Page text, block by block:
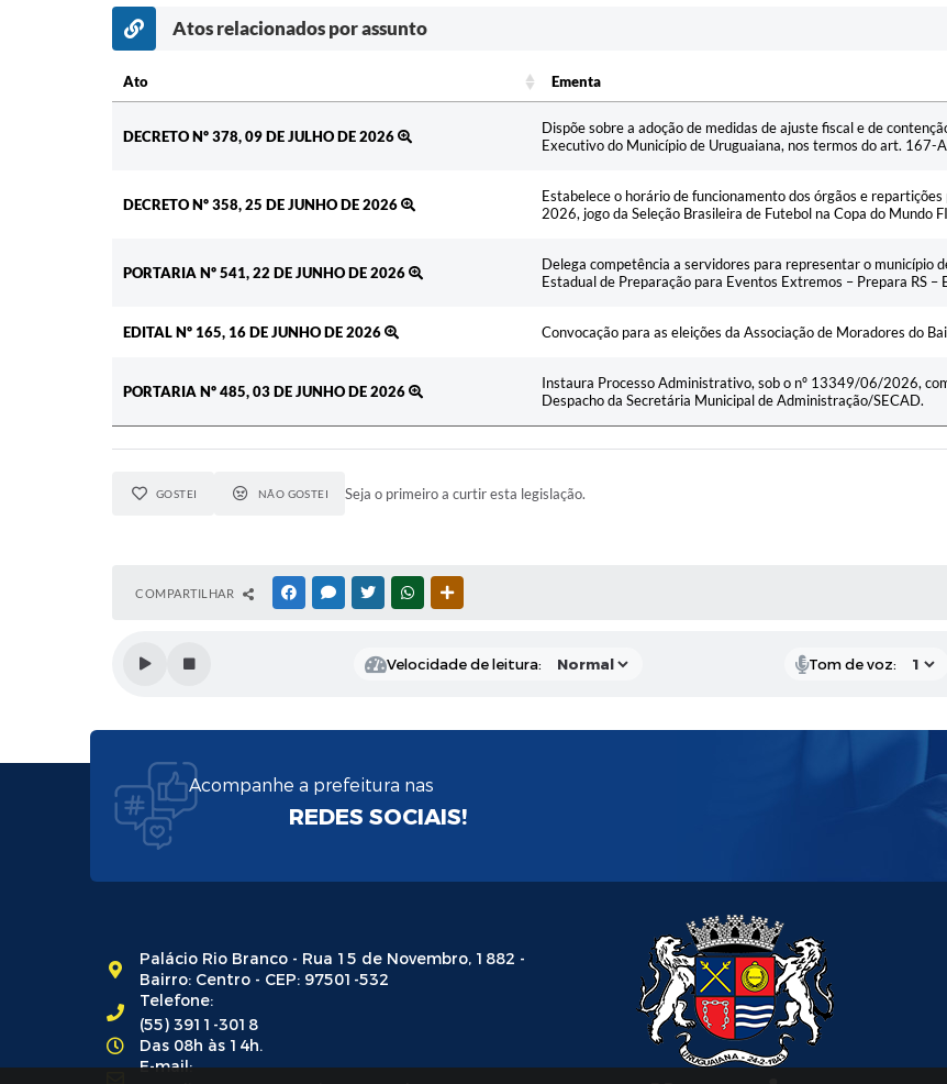
Atos relacionados por assunto
Ato Ementa
DECRETO Nº 378, 09 DE JULHO DE 2026
Dispõe sobre a adoção de medidas de ajuste fiscal e de
Executivo do Município de Uruguaiana, nos termos do art. 167-
DECRETO Nº 358, 25 DE JUNHO DE 2026
Estabelece o horário de funcionamento dos órgãos e
2026, jogo da Seleção Brasileira de Futebol na Copa do Mundo
PORTARIA Nº 541, 22 DE JUNHO DE 2026
Delega competência a servidores para representar o município
Estadual de Preparação para Eventos Extremos – Prepara RS –
EDITAL Nº 165, 16 DE JUNHO DE 2026 Convocação para as eleições da Associação de Moradores do
PORTARIA Nº 485, 03 DE JUNHO DE 2026
Instaura Processo Administrativo, sob o nº 13349/06/2026,
Despacho da Secretária Municipal de Administração/SECAD.
GOSTEI NÃO GOSTEI Seja o primeiro a curtir esta legislação.
COMPARTILHAR FACEBOOKMESSENGER
TWITTERWHATSAPP
Velocidade de leitura: Tom de voz:
Acompanhe a prefeitura nas
REDES SOCIAIS!
Palácio Rio Branco - Rua 15 de Novembro, 1882 -
Bairro: Centro - CEP: 97501-532
Telefone:
(55) 3911-3018
Das 08h às 14h.
E-mail: